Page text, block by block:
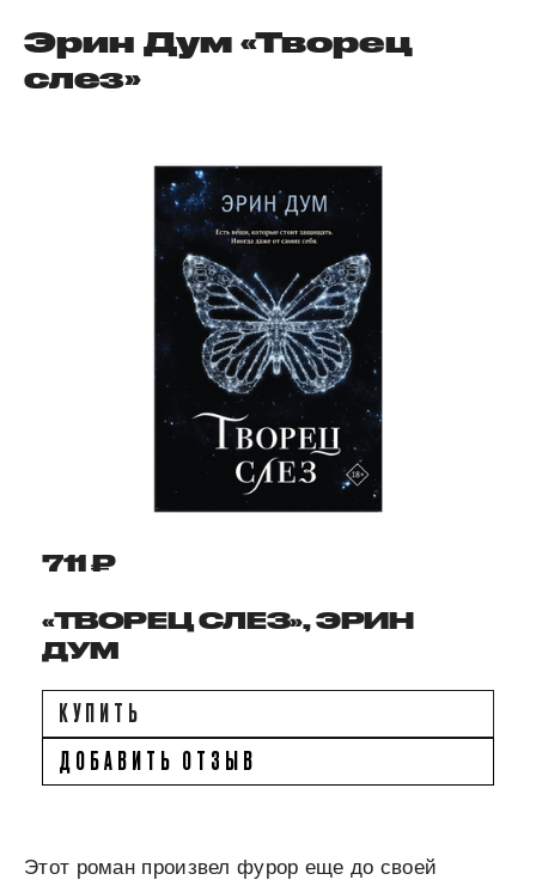
Эрин Дум «Творец
слез»
711 ₽
«ТВОРЕЦ СЛЕЗ», ЭРИН
ДУМ
КУПИТЬ
ДОБАВИТЬ ОТЗЫВ
Этот роман произвел фурор еще до своей